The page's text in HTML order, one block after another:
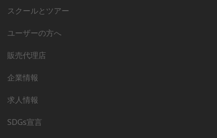
スクールとツアー
ユーザーの方へ
販売代理店
企業情報
求人情報
SDGs宣言